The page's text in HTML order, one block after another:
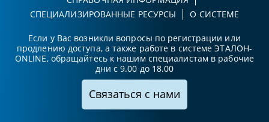
СПЕЦИАЛИЗИРОВАННЫЕ РЕСУРСЫ
О СИСТЕМЕ
Если у Вас возникли вопросы по регистрации или
продлению доступа, а также работе в системе ЭТАЛОН-
ONLINE, обращайтесь к нашим специалистам в рабочие
дни с 9.00 до 18.00
Связаться с нами